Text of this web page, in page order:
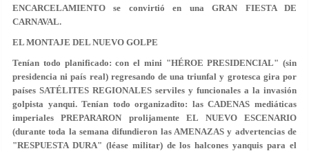
ENCARCELAMIENTO se convirtió en una GRAN FIESTA DE
CARNAVAL.
EL MONTAJE DEL NUEVO GOLPE
Tenían todo planificado: con el mini "HÉROE PRESIDENCIAL" (sin
presidencia ni país real) regresando de una triunfal y grotesca gira por
países SATÉLITES REGIONALES serviles y funcionales a la invasión
golpista yanqui. Tenían todo organizadito: las CADENAS mediáticas
imperiales PREPARARON prolijamente EL NUEVO ESCENARIO
(durante toda la semana difundieron las AMENAZAS y advertencias de
"RESPUESTA DURA" (léase militar) de los halcones yanquis para el